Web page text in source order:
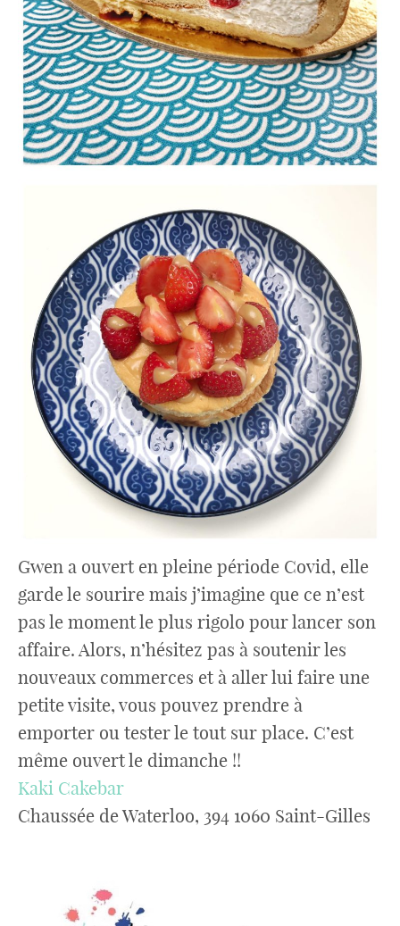
Gwen a ouvert en pleine période Covid, elle
garde le sourire mais j’imagine que ce n’est
pas le moment le plus rigolo pour lancer son
affaire. Alors, n’hésitez pas à soutenir les
nouveaux commerces et à aller lui faire une
petite visite, vous pouvez prendre à
emporter ou tester le tout sur place. C’est
même ouvert le dimanche !!
Kaki Cakebar
Chaussée de Waterloo, 394 1060 Saint-Gilles